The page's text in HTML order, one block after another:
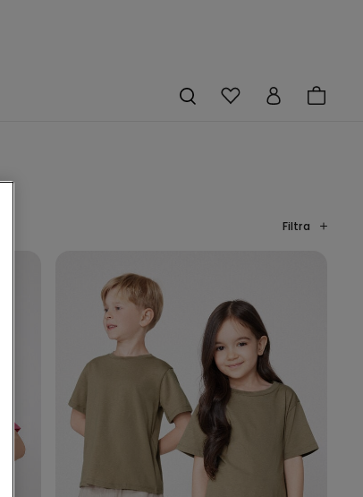
Filtra